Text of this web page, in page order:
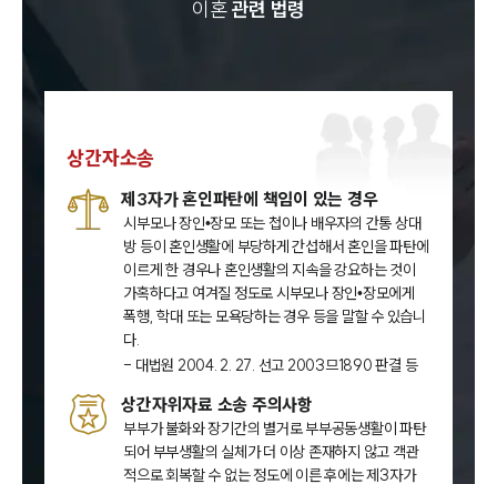
이혼관련 법령
상간자소송
제3자가 혼인파탄에 책임이 있는 경우
시부모나 장인•장모 또는 첩이나 배우자의 간통 상대
방 등이 혼인생활에 부당하게 간섭해서 혼인을 파탄에
이르게 한 경우나 혼인생활의 지속을 강요하는 것이
가혹하다고 여겨질 정도로 시부모나 장인•장모에게
폭행, 학대 또는 모욕당하는 경우 등을 말할 수 있습니
다.
- 대법원 2004. 2. 27. 선고 2003므1890 판결 등
상간자위자료 소송 주의사항
부부가 불화와 장기간의 별거로 부부공동생활이 파탄
되어 부부생활의 실체가 더 이상 존재하지 않고 객관
적으로 회복할 수 없는 정도에 이른 후에는 제3자가